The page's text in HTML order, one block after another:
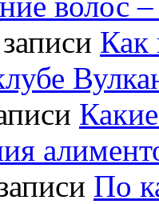
Как
По